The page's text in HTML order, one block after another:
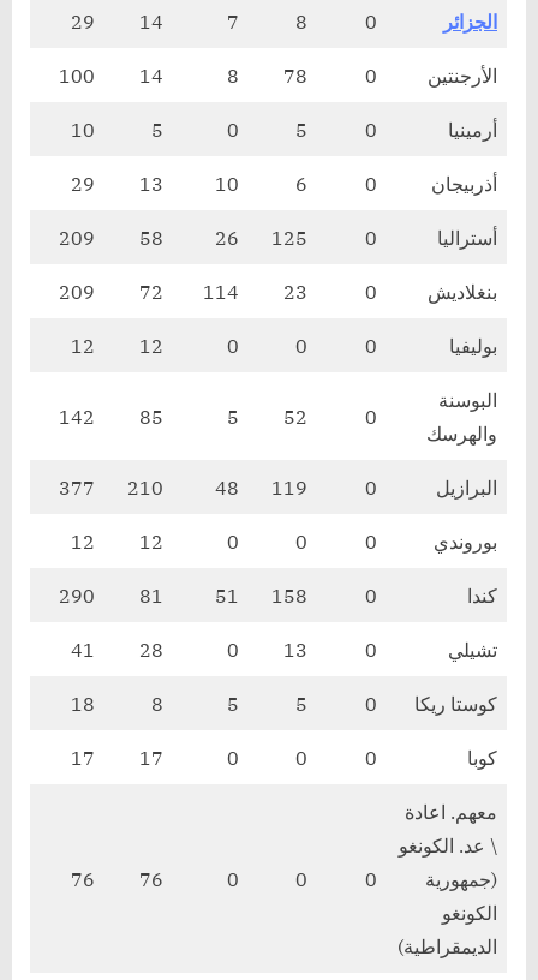
الجزائر 0
8
7
14
29
الأرجنتين 0
78
8
14
100
أرمينيا 0
5
0
5
10
أذربيجان 0
6
10
13
29
أستراليا 0
125
26
58
209
بنغلاديش 0
23
114
72
209
بوليفيا 0
0
0
12
12
البوسنة
والهرسك
0
52
5
85
142
البرازيل 0
119
48
210
377
بوروندي 0
0
0
12
12
كندا 0
158
51
81
290
تشيلي 0
13
0
28
41
كوستا ريكا 0
5
5
8
18
كوبا 0
0
0
17
17
معهم. اعادة
\ عد. الكونغو
(جمهورية
الكونغو
الديمقراطية)
0
0
0
76
76